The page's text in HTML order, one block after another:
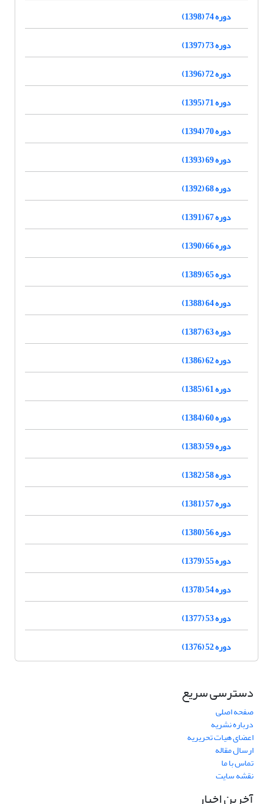
دوره 74 (1398)
دوره 73 (1397)
دوره 72 (1396)
دوره 71 (1395)
دوره 70 (1394)
دوره 69 (1393)
دوره 68 (1392)
دوره 67 (1391)
دوره 66 (1390)
دوره 65 (1389)
دوره 64 (1388)
دوره 63 (1387)
دوره 62 (1386)
دوره 61 (1385)
دوره 60 (1384)
دوره 59 (1383)
دوره 58 (1382)
دوره 57 (1381)
دوره 56 (1380)
دوره 55 (1379)
دوره 54 (1378)
دوره 53 (1377)
دوره 52 (1376)
دسترسی سریع
صفحه اصلی
درباره نشریه
اعضای هیات تحریریه
ارسال مقاله
تماس با ما
نقشه سایت
آخرین اخبار